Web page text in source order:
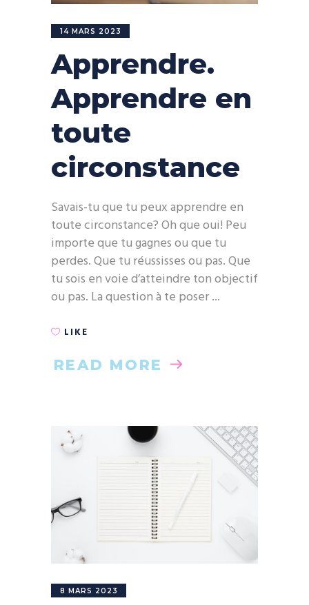
14 MARS 2023
Apprendre.
Apprendre en
toute
circonstance
Savais-tu que tu peux apprendre en
toute circonstance? Oh que oui! Peu
importe que tu gagnes ou que tu
perdes. Que tu réussisses ou pas. Que
tu sois en voie d’atteindre ton objectif
ou pas. La question à te poser
LIKE
READ MORE
8 MARS 2023